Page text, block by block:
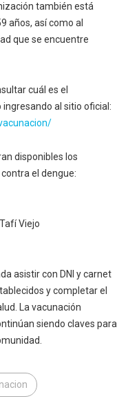
también está
años, así como al
que se encuentre
cuál es el
al sitio oficial:
disponibles los
el dengue:
Viejo
asistir con DNI y carnet
y completar el
La vacunación
siendo claves para